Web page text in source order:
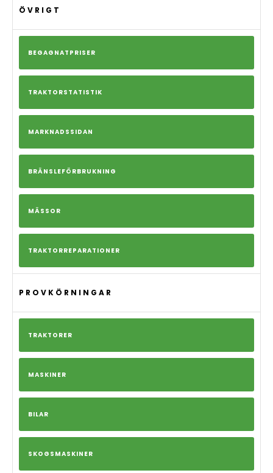
ÖVRIGT
BEGAGNATPRISER
TRAKTORSTATISTIK
MARKNADSSIDAN
BRÄNSLEFÖRBRUKNING
MÄSSOR
TRAKTORREPARATIONER
PROVKÖRNINGAR
TRAKTORER
MASKINER
BILAR
SKOGSMASKINER